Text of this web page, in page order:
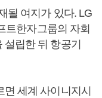
될 여지가 있다. LG
트한자그룹의 자회
립한 뒤 항공기
세계 사이니지시